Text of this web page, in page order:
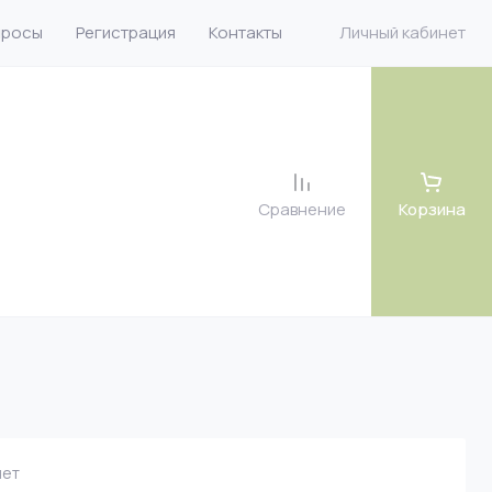
Регистрация Контакты Личный кабинет
Сравнение Корзина